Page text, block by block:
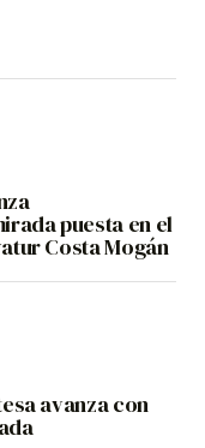
puesta en el
Costa Mogán
avanza con